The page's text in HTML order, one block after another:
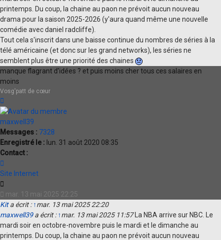
printemps. Du coup, la chaine au paon ne prévoit aucun nouveau
drama pour la saison 2025-2026 (y'aura quand même une nouvelle
comédie avec daniel radcliffe).
Tout cela s'inscrit dans une baisse continue du nombres de séries à la
télé américaine (et donc sur les grand networks), les séries ne
semblent plus être une priorité des chaines
manque flagrant d'idées ? et puis moins cher tous ces salaires en
moins
Vosg'patt de cœur
maxwell39
Messages : 7328
Enregistré le : lun. 31 août 2020 08:35
Contact :
maxwell39
Site Internet
mar. 13 mai 2025 22:25
Kita écrit : ↑mar. 13 mai 2025 22:20
maxwell39a écrit : ↑mar. 13 mai 2025 11:57La NBA arrive sur NBC. Le
mardi soir en octobre-novembre puis le mardi et le dimanche au
printemps. Du coup, la chaine au paon ne prévoit aucun nouveau